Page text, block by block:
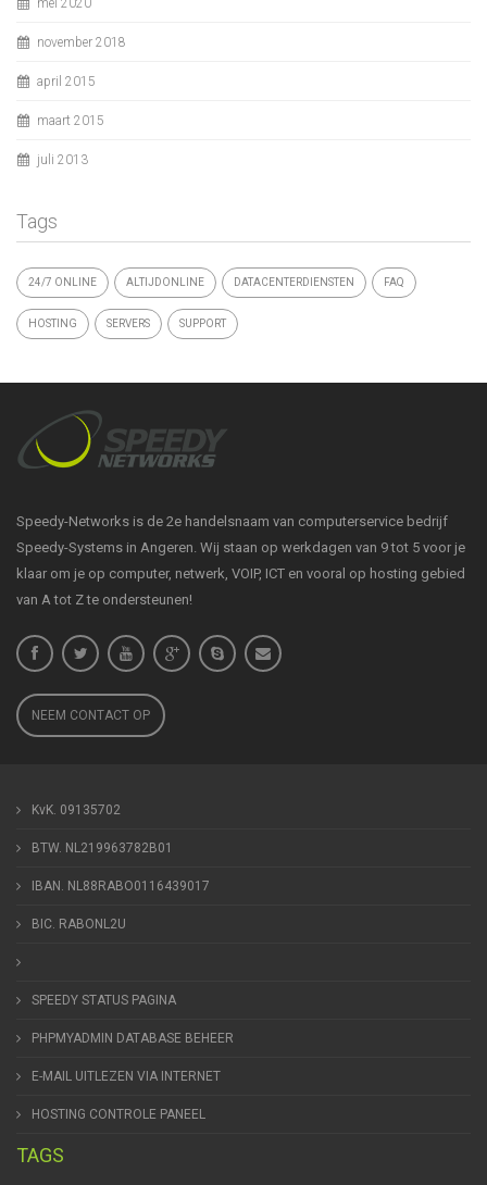
mei 2020
november 2018
april 2015
maart 2015
juli 2013
Tags
24/7 ONLINE ALTIJDONLINE DATACENTERDIENSTEN FAQ
HOSTING SERVERS SUPPORT
Speedy-Networks is de 2e handelsnaam van computerservice bedrijf
Speedy-Systems in Angeren. Wij staan op werkdagen van 9 tot 5 voor je
klaar om je op computer, netwerk, VOIP, ICT en vooral op hosting gebied
van A tot Z te ondersteunen!
NEEM CONTACT OP
KvK. 09135702
BTW. NL219963782B01
IBAN. NL88RABO0116439017
BIC. RABONL2U
SPEEDY STATUS PAGINA
PHPMYADMIN DATABASE BEHEER
E-MAIL UITLEZEN VIA INTERNET
HOSTING CONTROLE PANEEL
TAGS